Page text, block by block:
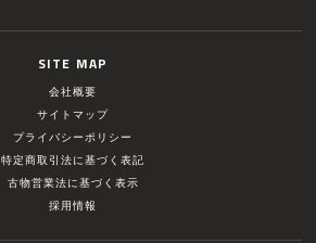
SITE MAP
会社概要
サイトマップ
プライバシーポリシー
特定商取引法に基づく表記
古物営業法に基づく表示
採用情報